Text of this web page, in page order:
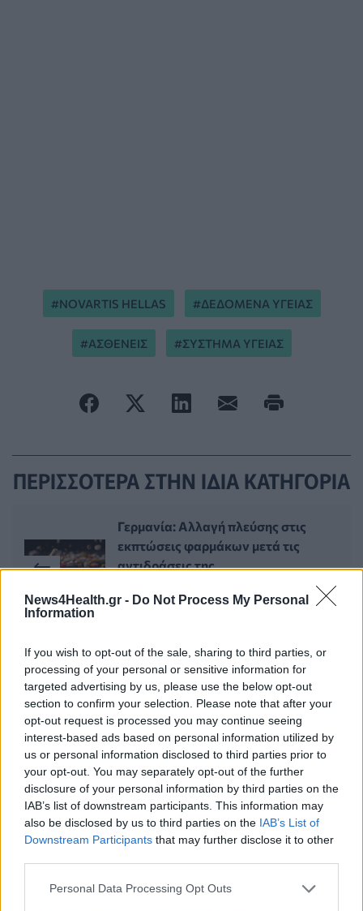
News4Health.gr - Do Not Process My Personal
Information
If you wish to opt-out of the sale, sharing to third parties, or
processing of your personal or sensitive information for
targeted advertising by us, please use the below opt-out
section to confirm your selection. Please note that after your
opt-out request is processed you may continue seeing
interest-based ads based on personal information utilized by
us or personal information disclosed to third parties prior to
your opt-out. You may separately opt-out of the further
disclosure of your personal information by third parties on the
IAB’s list of downstream participants. This information may
also be disclosed by us to third parties on the IAB’s List of
Downstream Participants that may further disclose it to other
Personal Data Processing Opt Outs
NOVARTIS HELLAS ΔΕΔΟΜΕΝΑ ΥΓΕΙΑΣ
ΑΣΘΕΝΕΙΣ ΣΥΣΤΗΜΑ ΥΓΕΙΑΣ
ΠΕΡΙΣΣΟΤΕΡΑ ΣΤΗΝ ΙΔΙΑ ΚΑΤΗΓΟΡΙΑ
Γερμανία: Αλλαγή πλεύσης στις
εκπτώσεις φαρμάκων μετά τις
αντιδράσεις της
15 Ιουνίου 2026
Η Ευρώπη στο σταυροδρόμι της
καινοτομίας: Αναγκαία η
αξιοποίηση των δεδομένων υγείας
και της τεχνητής νοημοσύνης
16 Ιουνίου 2026
ΣΧΕΤΙΚΑ ΑΡΘΡΑ